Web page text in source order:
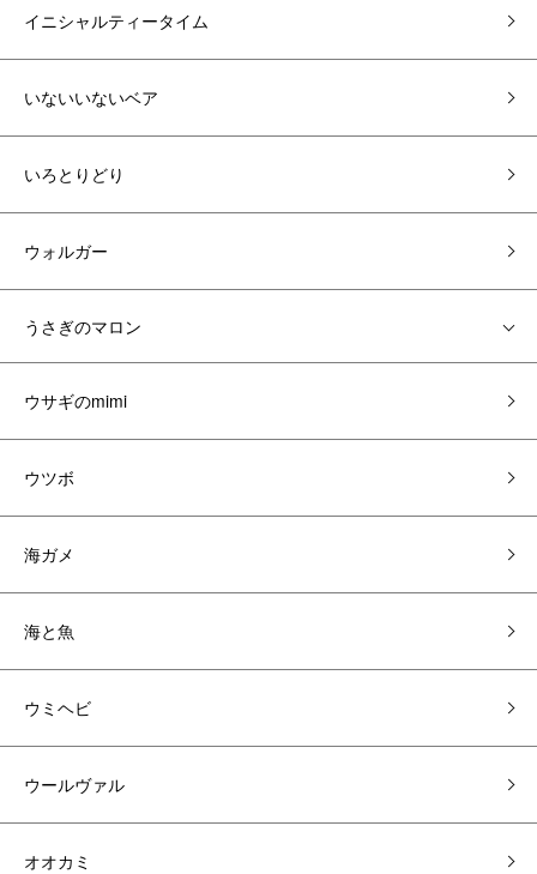
イニシャルティータイム
いないいないベア
いろとりどり
ウォルガー
うさぎのマロン
ウサギのmimi
ウツボ
海ガメ
海と魚
ウミヘビ
ウールヴァル
オオカミ